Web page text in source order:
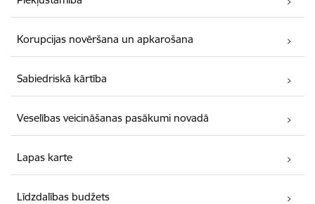
Korupcijas novēršana un apkarošana
Sabiedriskā kārtība
Veselības veicināšanas pasākumi novadā
Lapas karte
Līdzdalības budžets